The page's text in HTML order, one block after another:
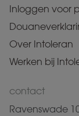
Inloggen voor
Over Intoleran
Werken bij
contact
Ravenswade